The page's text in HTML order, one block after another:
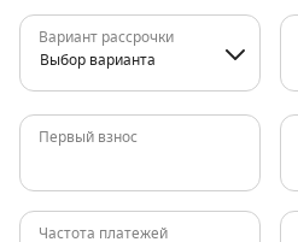
Вариант рассрочки
Выбор варианта
Первый взнос
Частота платежей